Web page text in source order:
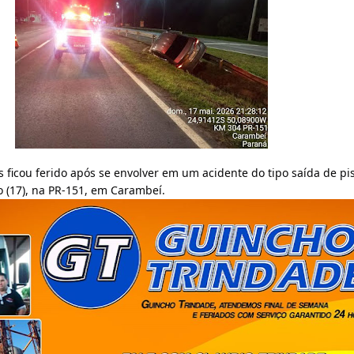
ficou ferido após se envolver em um acidente do tipo saída de
na PR-151, em Carambeí.